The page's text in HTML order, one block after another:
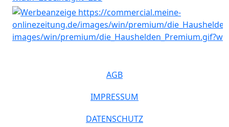
AGB
IMPRESSUM
DATENSCHUTZ